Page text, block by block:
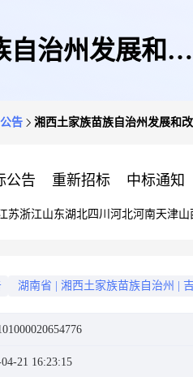
自治州发展和改
告 湘西土家族苗族自治州发展和
公告 重新招标 中标通知
苏浙江山东湖北四川 河北河南天津山
湖南省 湘西土家族苗族自治州
21 16:23:15